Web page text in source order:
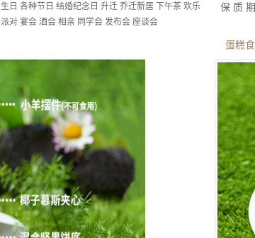
生日 各种节日 结婚纪念日 升迁 乔迁新居 下午茶 欢乐
派对 宴会 酒会 相亲 同学会 发布会 座谈会
保 质
蛋糕